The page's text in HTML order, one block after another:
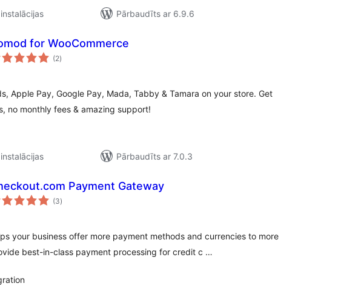
Pārbaudīts ar 6.9.6
for WooCommerce
(2vērtējumu
kopsumma
)
Apple Pay, Google Pay, Mada, Tabby & Tamara on your store. Get
no monthly fees & amazing support!
Pārbaudīts ar 7.0.3
Payment Gateway
(3vērtējumu
kopsumma
)
your business offer more payment methods and currencies to more
best-in-class payment processing for credit c …